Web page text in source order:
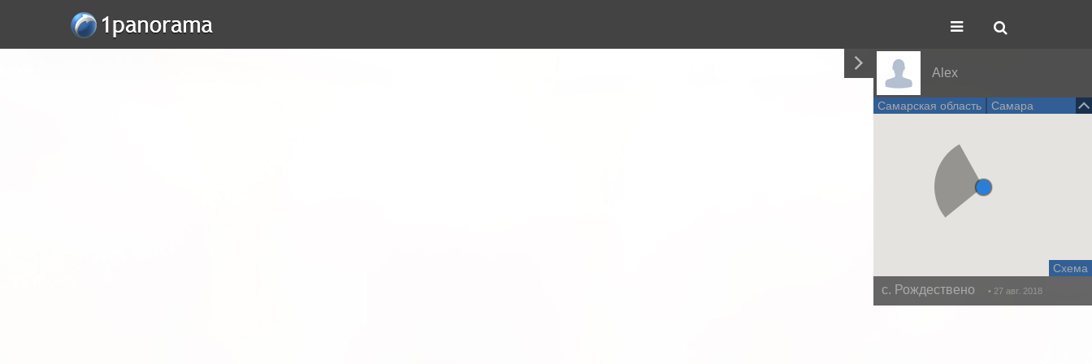
Alex
Самарская область Самара
Схема
с. Рождествено • 27 авг. 2018